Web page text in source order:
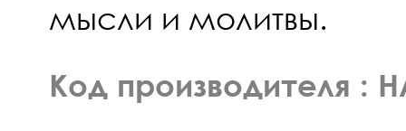
мысли и молитвы.
Код производителя :